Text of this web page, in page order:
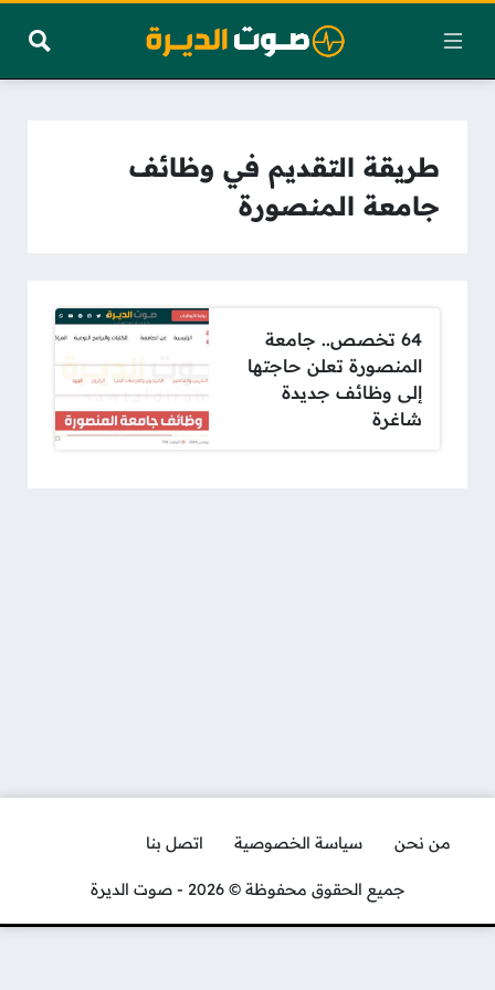
طريقة التقديم في وظائف
جامعة المنصورة
64 تخصص.. جامعة
المنصورة تعلن حاجتها
إلى وظائف جديدة
شاغرة
من نحن سياسة الخصوصية اتصل بنا
جميع الحقوق محفوظة © 2026 - صوت الديرة